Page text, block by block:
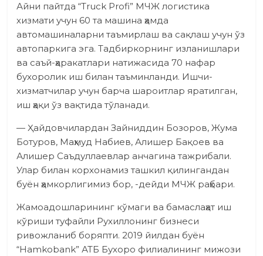
Айни пайтда “Truck Profi” МЧЖ логистика
хизмати учун 60 та машина ҳамда
автомашиналарни таъмирлаш ва сақлаш учун ўз
автопаркига эга. Тадбиркорнинг изланиш­лари
ва саъй-ҳаракатлари натижасида 70 нафар
бухоролик иш билан таъминланди. Ишчи-
хизматчилар учун барча шароитлар яратилган,
иш ҳақи ўз вақтида тўланади.
— Ҳайдовчилардан Зайниддин Бозоров, Жума
Ботуров, Маҳмуд Набиев, Алишер Бақоев ва
Алишер Саъдуллаевлар анчагина тажрибали.
Улар билан корхонамиз ташкил қилингандан
буён ҳамкорлигимиз бор, -дейди МЧЖ раҳбари.
Жамоадошларининг кўмаги ва бамаслаҳат иш
кўриши туфайли Рухиллонинг бизнеси
ривожланиб боряпти. 2019 йилдан буён
“Hamkobank” АТБ Бухоро филиалининг мижози